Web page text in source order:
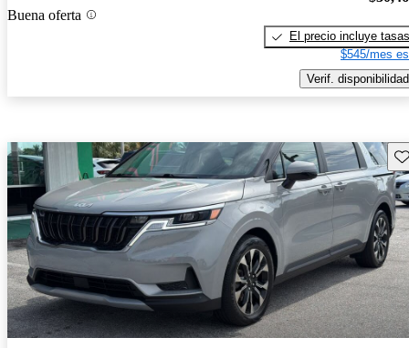
Buena oferta
El precio incluye tasas
$545/mes
Verif. disponibilidad